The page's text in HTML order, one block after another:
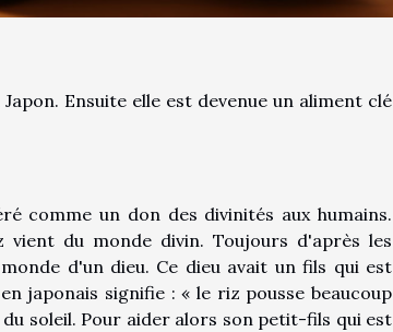
Ensuite elle est devenue un aliment clé
comme un don des divinités aux humains.
du monde divin. Toujours d'après les
d'un dieu. Ce dieu avait un fils qui est
japonais signifie : « le riz pousse beaucoup
soleil. Pour aider alors son petit-fils qui est